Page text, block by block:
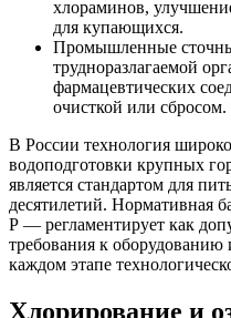
хлораминов,
для купающихся.
Промышленные
трудноразлагаемой
фармацевтических
очисткой или сбросом.
В России технология
водоподготовки крупных
является стандартом для
десятилетий.
Р — регламентирует как
требования к оборудованию
каждом этапе
Хлорирование и